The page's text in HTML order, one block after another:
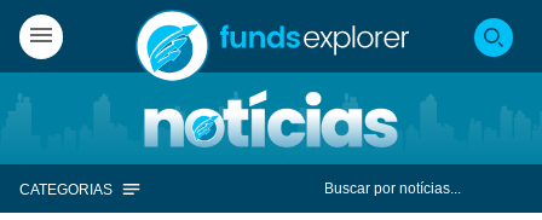
CATEGORIAS